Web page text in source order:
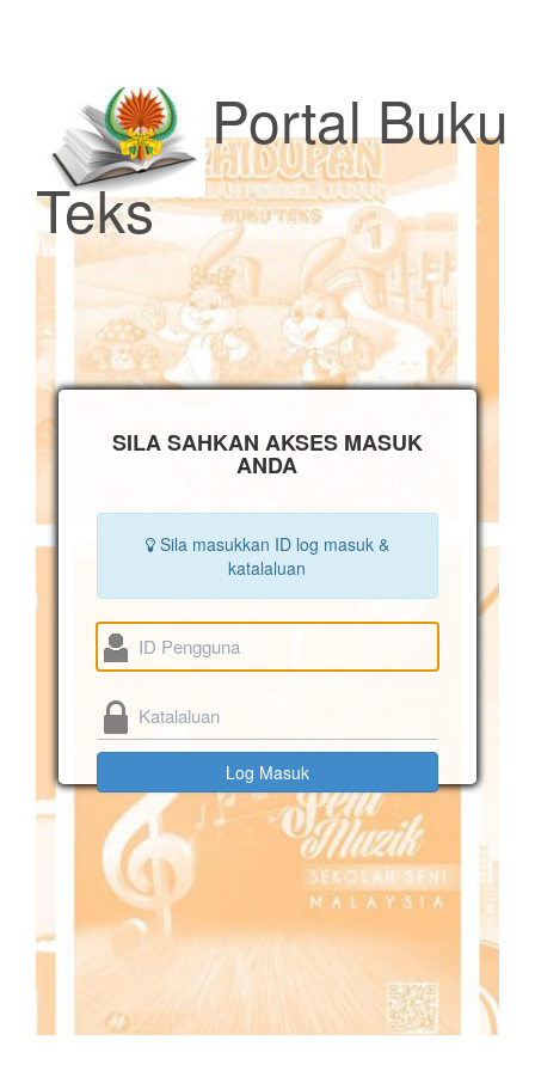
Portal Buku
Teks
SILA SAHKAN AKSES MASUK
ANDA
Sila masukkan ID log masuk &
katalaluan
Log Masuk